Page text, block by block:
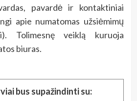
pavardė ir kontaktiniai
apie numatomas užsiėmimų
Tolimesnę veiklą kuruoja
biuras.
bus supažindinti su: